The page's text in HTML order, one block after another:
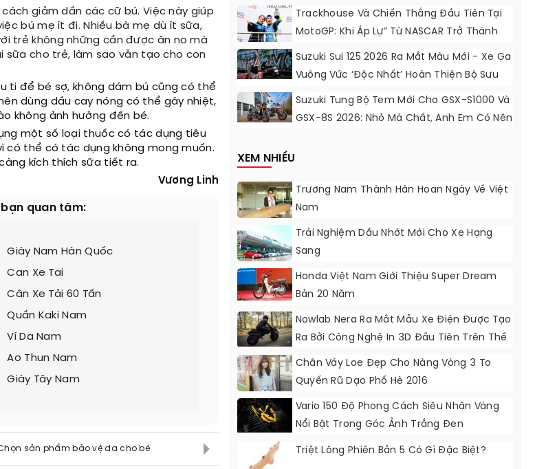
giảm dần các cữ bú. Việc này giúp
bú mẹ ít đi. Nhiều bà mẹ dù ít sữa,
trẻ không những cần được ăn no mà
sữa cho trẻ, làm sao vẫn tạo cho con
ti để bé sợ, không dám bú cũng có thể
dùng dầu cay nóng có thể gây nhiệt,
không ảnh hưởng đến bé.
một số loại thuốc có tác dụng tiêu
có thể có tác dụng không mong muốn.
kích thích sữa tiết ra.
Vương Linh
quan tâm:
Giày Nam Hàn Quốc
Can Xe Tai
Cân Xe Tải 60 Tấn
Quần Kaki Nam
Ví Da Nam
Ao Thun Nam
Giày Tây Nam
sản phẩm bảo vệ da cho bé
Đồ Chơi, Thêm Cá Tính
Trackhouse Và Chiến Thắng Đầu Tiên Tại
MotoGP: Khi Áp Lự” Từ NASCAR Trở Thành
Động Lực Ngọt Ngào
Suzuki Sui 125 2026 Ra Mắt Màu Mới - Xe Ga
Vuông Vức ‘độc Nhất’ Hoàn Thiện Bộ Sưu
Tập 7 Sắc Cầu Vồng
Suzuki Tung Bộ Tem Mới Cho GSX-S1000 Và
GSX-8S 2026: Nhỏ Mà Chất, Anh Em Có Nên
XEM NHIỀU
Trương Nam Thành Hân Hoan Ngày Về Việt
Nam
Trải Nghiệm Dầu Nhớt Mới Cho Xe Hạng
Sang
Honda Việt Nam Giới Thiệu Super Dream
Bản 20 Năm
Nowlab Nera Ra Mắt Mẫu Xe Điện Được Tạo
Ra Bởi Công Nghệ In 3D Đầu Tiên Trên Thế
Giới
Chân Váy Loe Đẹp Cho Nàng Vòng 3 To
Quyến Rũ Dạo Phố Hè 2016
Vario 150 Độ Phong Cách Siêu Nhân Vàng
Nổi Bật Trong Góc Ảnh Trắng Đen
Triệt Lông Phiên Bản 5 Có Gì Đặc Biệt?